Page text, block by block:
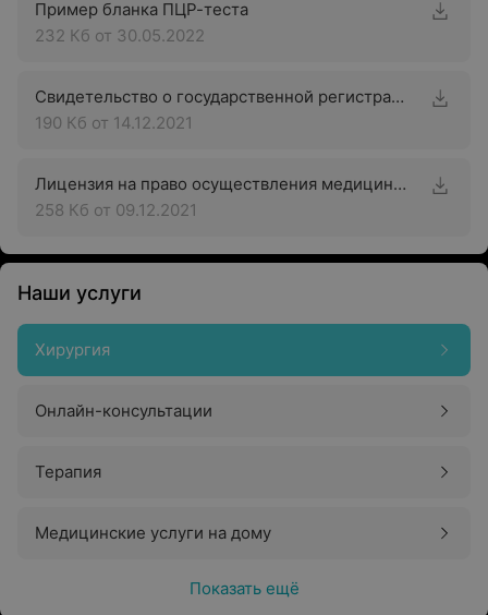
Пример бланка ПЦР-теста
232 Кб от 30.05.2022
Свидетельство о государственной регистрации
190 Кб от 14.12.2021
Лицензия на право осуществления медицинской деятельности
258 Кб от 09.12.2021
Наши услуги
Хирургия
Онлайн-консультации
Терапия
Медицинские услуги на дому
Показать ещё